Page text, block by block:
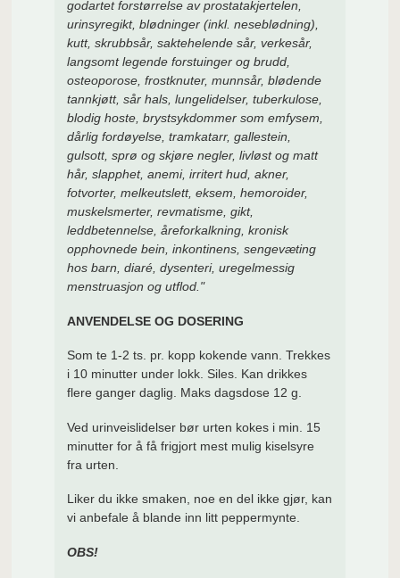
godartet forstørrelse av prostatakjertelen,
urinsyregikt, blødninger (inkl. neseblødning),
kutt, skrubbsår, saktehelende sår, verkesår,
langsomt legende forstuinger og brudd,
osteoporose, frostknuter, munnsår, blødende
tannkjøtt, sår hals, lungelidelser, tuberkulose,
blodig hoste, brystsykdommer som emfysem,
dårlig fordøyelse, tramkatarr, gallestein,
gulsott, sprø og skjøre negler, livløst og matt
hår, slapphet, anemi, irritert hud, akner,
fotvorter, melkeutslett, eksem, hemoroider,
muskelsmerter, revmatisme, gikt,
leddbetennelse, åreforkalkning, kronisk
opphovnede bein, inkontinens, sengevæting
hos barn, diaré, dysenteri, uregelmessig
menstruasjon og utflod."
ANVENDELSE OG DOSERING
Som te 1-2 ts. pr. kopp kokende vann. Trekkes
i 10 minutter under lokk. Siles. Kan drikkes
flere ganger daglig. Maks dagsdose 12 g.
Ved urinveislidelser bør urten kokes i min. 15
minutter for å få frigjort mest mulig kiselsyre
fra urten.
Liker du ikke smaken, noe en del ikke gjør, kan
vi anbefale å blande inn litt peppermynte.
OBS!